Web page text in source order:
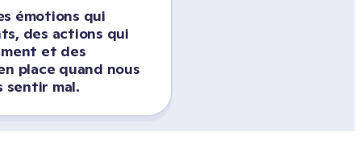
émotions qui
des actions qui
et des
place quand nous
sentir mal.